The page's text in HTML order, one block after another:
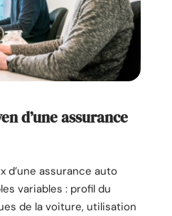
d’une assurance
d’une assurance auto
variables : profil du
de la voiture, utilisation